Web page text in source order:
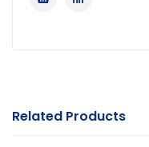
Related Products